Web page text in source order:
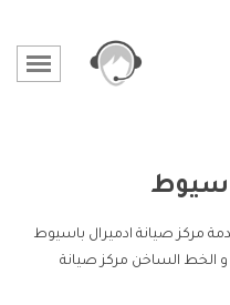
مركز صيانة ادميرال باسيوط
الخط الساخن مركز صيانة